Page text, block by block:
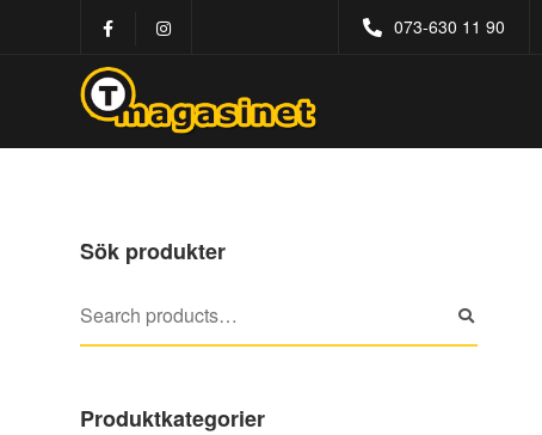
073-630 11 90
Sök produkter
Produktkategorier